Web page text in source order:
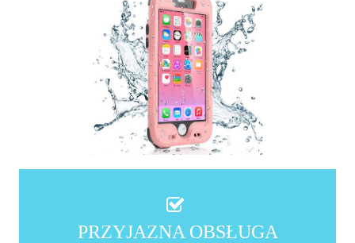
PRZYJAZNA OBSŁUGA